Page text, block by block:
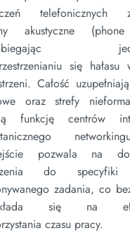
telefonicznych
akustyczne
się hałasu
Całość
oraz strefy
funkcję centrów
pozwala na
do specyfiki
zadania, co
się na
czasu pracy.